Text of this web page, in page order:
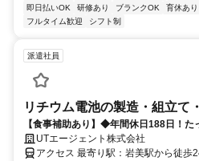
即日払いOK
研修あり ブランクOK 育休あり
フルタイム歓迎
シフト制
派遣社員
リチウム電池の製造・組立て
【食事補助あり】◆年間休日188日！
もOK、通いやすい職場です ◆安心の
り
UTエージェント株式会社
アクセス 最寄り駅：岩美駅から徒